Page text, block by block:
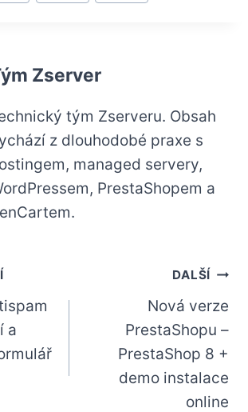
Zserver
tým Zserveru. Obsah
z dlouhodobé praxe s
managed servery,
PrestaShopem a
a
DALŠÍ
Nová verze
PrestaShopu –
PrestaShop 8 +
demo instalace
online